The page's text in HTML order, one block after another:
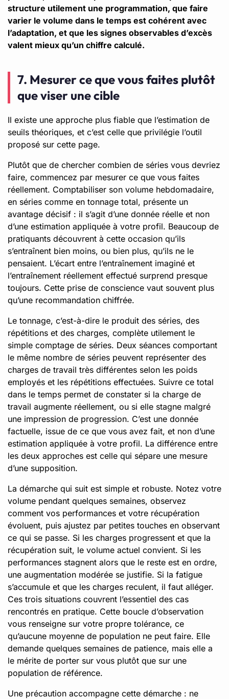
structure utilement une programmation, que faire
varier le volume dans le temps est cohérent avec
l’adaptation, et que les signes observables d’excès
valent mieux qu’un chiffre calculé.
7. Mesurer ce que vous faites plutôt
que viser une cible
Il existe une approche plus fiable que l’estimation de
seuils théoriques, et c’est celle que privilégie l’outil
proposé sur cette page.
Plutôt que de chercher combien de séries vous devriez
faire, commencez par mesurer ce que vous faites
réellement. Comptabiliser son volume hebdomadaire,
en séries comme en tonnage total, présente un
avantage décisif : il s’agit d’une donnée réelle et non
d’une estimation appliquée à votre profil. Beaucoup de
pratiquants découvrent à cette occasion qu’ils
s’entraînent bien moins, ou bien plus, qu’ils ne le
pensaient. L’écart entre l’entraînement imaginé et
l’entraînement réellement effectué surprend presque
toujours. Cette prise de conscience vaut souvent plus
qu’une recommandation chiffrée.
Le tonnage, c’est-à-dire le produit des séries, des
répétitions et des charges, complète utilement le
simple comptage de séries. Deux séances comportant
le même nombre de séries peuvent représenter des
charges de travail très différentes selon les poids
employés et les répétitions effectuées. Suivre ce total
dans le temps permet de constater si la charge de
travail augmente réellement, ou si elle stagne malgré
une impression de progression. C’est une donnée
factuelle, issue de ce que vous avez fait, et non d’une
estimation appliquée à votre profil. La différence entre
les deux approches est celle qui sépare une mesure
d’une supposition.
La démarche qui suit est simple et robuste. Notez votre
volume pendant quelques semaines, observez
comment vos performances et votre récupération
évoluent, puis ajustez par petites touches en observant
ce qui se passe. Si les charges progressent et que la
récupération suit, le volume actuel convient. Si les
performances stagnent alors que le reste est en ordre,
une augmentation modérée se justifie. Si la fatigue
s’accumule et que les charges reculent, il faut alléger.
Ces trois situations couvrent l’essentiel des cas
rencontrés en pratique. Cette boucle d’observation
vous renseigne sur votre propre tolérance, ce
qu’aucune moyenne de population ne peut faire. Elle
demande quelques semaines de patience, mais elle a
le mérite de porter sur vous plutôt que sur une
population de référence.
Une précaution accompagne cette démarche : ne